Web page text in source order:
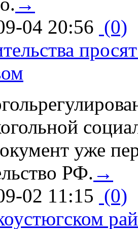
04 20:56 (0)
уже
РФ. →
02 11:15 (0)